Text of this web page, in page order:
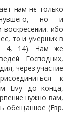
нам не только
но и
ибо
то и умерших в
4, 14). Нам же
Господних,
через участие
к
Ему до конца,
нужно вам,
обещанное (Евр.